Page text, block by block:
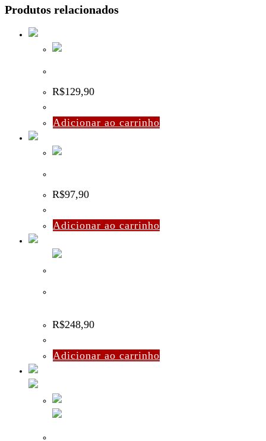
Produtos relacionados
R$129,90
Adicionar ao carrinho
R$97,90
Adicionar ao carrinho
R$248,90
Adicionar ao carrinho